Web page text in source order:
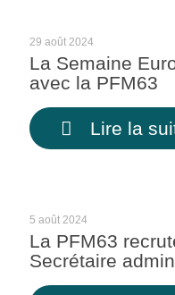
29 août 2024
La Semaine
avec la PFM63
Lire la
5 août 2024
La PFM63
Secrétaire